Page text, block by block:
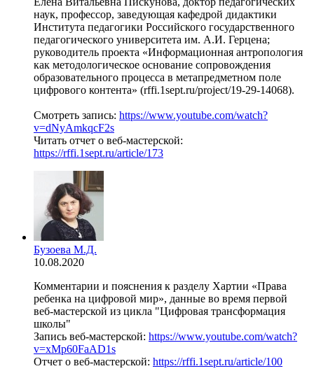
наук, профессор, заведующая кафедрой дидактики
Института педагогики Российского государственного
педагогического университета им. А.И. Герцена;
руководитель проекта «Информационная антропология
как методологическое основание сопровождения
образовательного процесса в метапредметном поле
цифрового контента» (rffi.1sept.ru/project/19-29-14068).
Смотреть запись: https://www.youtube.com/watch?
v=dNyAmkqcF2s
Читать отчет о веб-мастерской:
https://rffi.1sept.ru/article/173
Бузоева М.Д.
10.08.2020
Комментарии и пояснения к разделу Хартии «Права
ребенка на цифровой мир», данные во время первой
веб-мастерской из цикла "Цифровая трансформация
школы"
Запись веб-мастерской: https://www.youtube.com/watch?
v=xMp60FaAD1s
Отчет о веб-мастерской: https://rffi.1sept.ru/article/100